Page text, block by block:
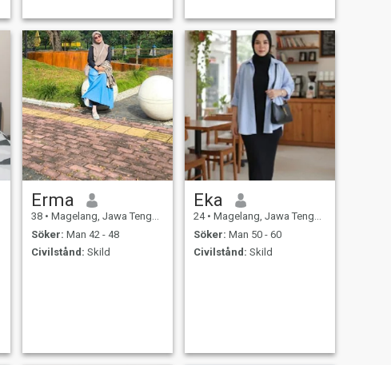
Erma
38 • Magelang, Jawa Tengah, Indonesien
Söker: Man 42 - 48
Civilstånd: Skild
Eka
24 • Magelang, Jawa Tengah, Indonesien
Söker: Man 50 - 60
Civilstånd: Skild